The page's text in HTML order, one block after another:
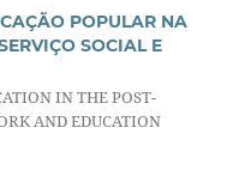
POPULAR NA
SOCIAL E
IN THE POST-
AND EDUCATION